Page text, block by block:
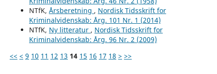
NTfK, Årsberetning , Nordisk Tidsskrift for
Kriminalvidenskab: Årg. 101 Nr. 1 (2014)
NTfK, Ny litteratur , Nordisk Tidsskrift for
Kriminalvidenskab: Årg. 96 Nr. 2 (2009)
<< < 9 10 11 12 13 14 15 16 17 18 > >>